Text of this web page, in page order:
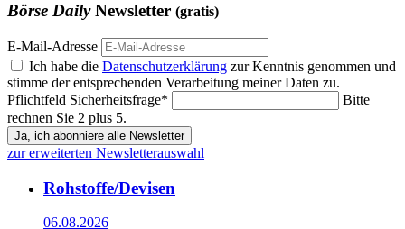
Börse DailyNewsletter (gratis)
E-Mail-Adresse
Ich habe die Datenschutzerklärung zur Kenntnis genommen und
stimme der entsprechenden Verarbeitung meiner Daten zu.
Pflichtfeld Sicherheitsfrage*
Bitte
rechnen Sie 2 plus 5.
Ja, ich abonniere alle Newsletter
zur erweiterten Newsletterauswahl
Rohstoffe/Devisen
06.08.2026